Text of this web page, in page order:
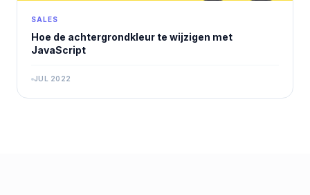
SALES
Hoe de achtergrondkleur te wijzigen met
JavaScript
JUL 2022